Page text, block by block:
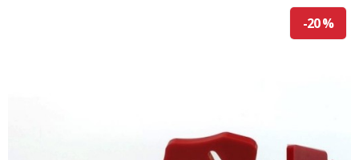
-20 %